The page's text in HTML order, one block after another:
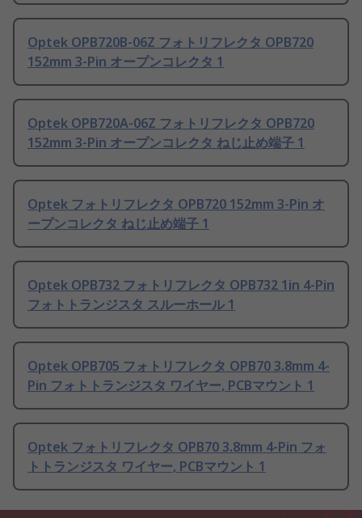
Optek OPB720B-06Z フォトリフレクタ OPB720
152mm 3-Pin オープンコレクタ 1
Optek OPB720A-06Z フォトリフレクタ OPB720
152mm 3-Pin オープンコレクタ ねじ止め端子 1
Optek フォトリフレクタ OPB720 152mm 3-Pin オ
ープンコレクタ ねじ止め端子 1
Optek OPB732 フォトリフレクタ OPB732 1in 4-Pin
フォトトランジスタ スルーホール 1
Optek OPB705 フォトリフレクタ OPB70 3.8mm 4-
Pin フォトトランジスタ ワイヤー, PCBマウント 1
Optek フォトリフレクタ OPB70 3.8mm 4-Pin フォ
トトランジスタ ワイヤー, PCBマウント 1